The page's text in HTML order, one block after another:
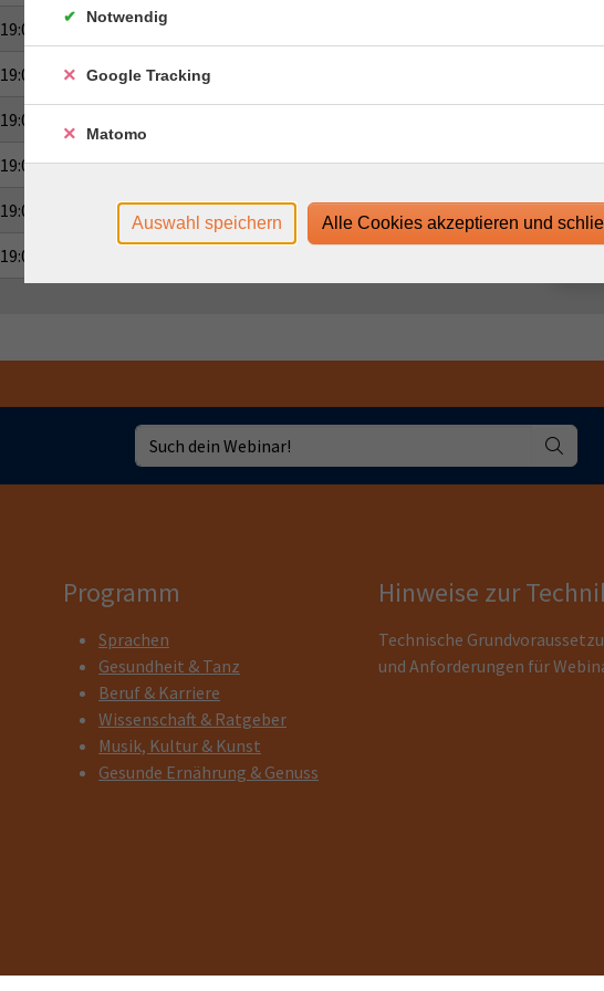
19:00 - 20:30 Uhr
19:00 - 20:30 Uhr
19:00 - 20:30 Uhr
19:00 - 20:30 Uhr
19:00 - 20:30 Uhr
19:00 - 20:30 Uhr
Programm
Sprachen
Gesundheit & Tanz
Beruf & Karriere
Wissenschaft & Ratgeber
Musik, Kultur & Kunst
Gesunde Ernährung & Genuss
Hinweise zur
Technische
und Anforderungen für
Notwendig
Google Tracking
Matomo
Auswahl speichern Alle Cookies akzeptieren und